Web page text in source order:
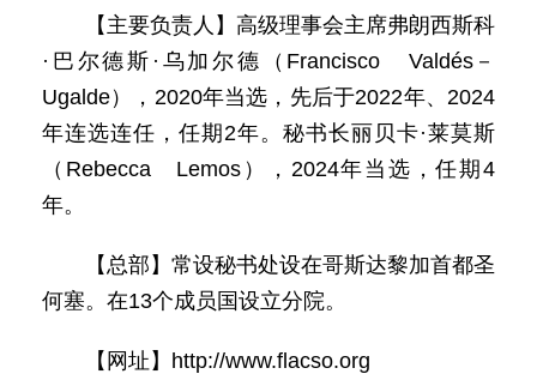
【主要负责人】高级理事会主席弗朗西斯科
·巴尔德斯·乌加尔德（Francisco Valdés－
Ugalde），2020年当选，先后于2022年、2024
年连选连任，任期2年。秘书长丽贝卡·莱莫斯
（Rebecca Lemos），2024年当选，任期4
年。
【总部】常设秘书处设在哥斯达黎加首都圣
何塞。在13个成员国设立分院。
【网址】http://www.flacso.org